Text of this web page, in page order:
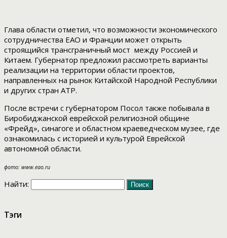
Глава области отметил, что возможности экономического
сотрудничества ЕАО и Франции может открыть
строящийся трансграничный мост между Россией и
Китаем. Губернатор предложил рассмотреть варианты
реализации на территории области проектов,
направленных на рынок Китайской Народной Республики
и других стран АТР.
После встречи с губернатором Посол также побывала в
Биробиджанской еврейской религиозной общине
«Фрейд», синагоге и областном краеведческом музее, где
ознакомилась с историей и культурой Еврейской
автономной области.
фото: www.eao.ru
Найти:
Тэги